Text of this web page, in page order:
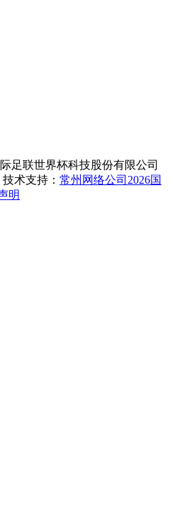
足联世界杯科技股份有限公司
技术支持： 常州网络公司2026国
明